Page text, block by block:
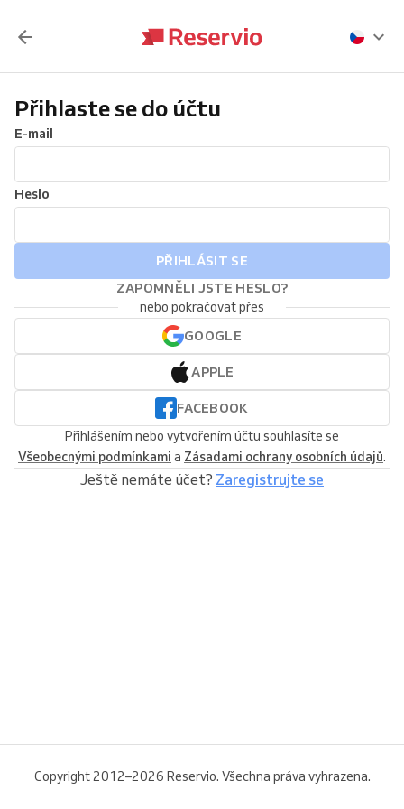
Přihlaste se do účtu
E-mail
Heslo
PŘIHLÁSIT SE
ZAPOMNĚLI JSTE HESLO?
nebo pokračovat přes
GOOGLE
APPLE
FACEBOOK
Přihlášením nebo vytvořením účtu souhlasíte se
Všeobecnými podmínkami a Zásadami ochrany osobních údajů.
Ještě nemáte účet? Zaregistrujte se
Copyright 2012–2026 Reservio. Všechna práva vyhrazena.